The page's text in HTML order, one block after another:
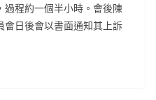
過程約一個半小時。會後陳
會日後會以書面通知其上訴